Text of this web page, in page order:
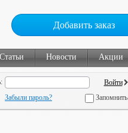
Добавить заказ
Статьи Новости Акции
Забыли пароль? Запомнить